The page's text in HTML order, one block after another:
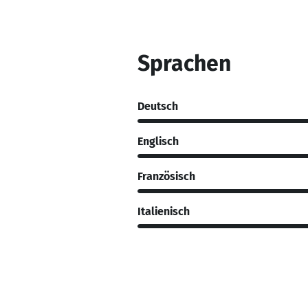
Sprachen
Deutsch
Englisch
Französisch
Italienisch